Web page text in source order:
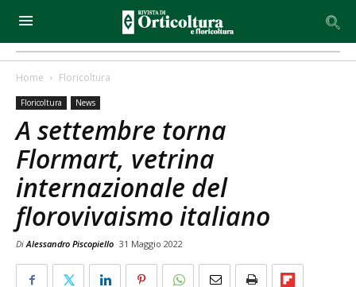
Home Floricoltura
Floricoltura News
A settembre torna
Flormart, vetrina
internazionale del
florovivaismo italiano
DiAlessandro Piscopiello 31 Maggio 2022